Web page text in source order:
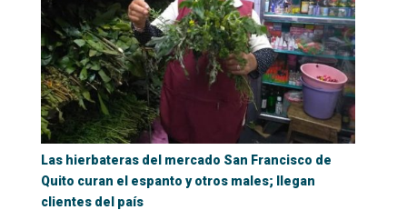
Las hierbateras del mercado San Francisco de
Quito curan el espanto y otros males; llegan
clientes del país